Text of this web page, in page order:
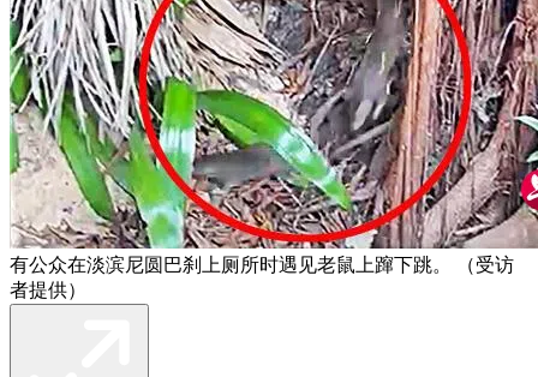
有公众在淡滨尼圆巴刹上厕所时遇见老鼠上蹿下跳。 （受访
者提供）